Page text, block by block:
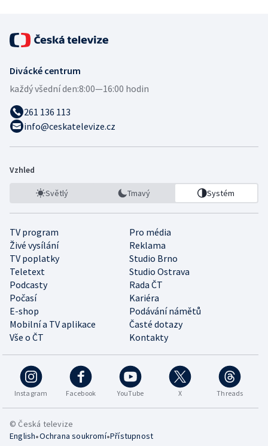
Divácké centrum
každý všední den:8:00—16:00 hodin
261 136 113
info@ceskatelevize.cz
Vzhled
Světlý Tmavý Systém
TV program
Pro média
Živé vysílání
Reklama
TV poplatky
Studio Brno
Teletext
Studio Ostrava
Podcasty
Rada ČT
Počasí
Kariéra
E-shop
Podávání námětů
Mobilní a TV aplikace
Časté dotazy
Vše o ČT
Kontakty
Instagram Facebook YouTube X Threads
© Česká televize
English•Ochrana soukromí•Přístupnost